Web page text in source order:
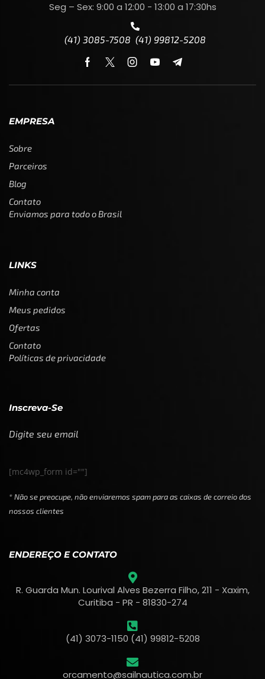
Seg – Sex: 9:00 a 12:00 - 13:00 a 17:30hs
(41) 3085-7508 (41) 99812-5208
EMPRESA
Sobre
Parceiros
Blog
Contato
Enviamos para todo o Brasil
LINKS
Minha conta
Meus pedidos
Ofertas
Contato
Políticas de privacidade
Inscreva-Se
Digite seu email
[mc4wp_form id=""]
* Não se preocupe, não enviaremos spam para as caixas de correio dos
nossos clientes
ENDEREÇO E CONTATO
R. Guarda Mun. Lourival Alves Bezerra Filho, 211 - Xaxim,
Curitiba - PR - 81830-274
(41) 3073-1150 (41) 99812-5208
orcamento@sailnautica.com.br